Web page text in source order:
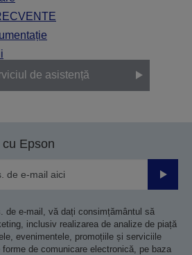
de asistență
Epson
de e-mail, vă dați consimțământul să
inclusiv realizarea de analize de piață
evenimentele, promoțiile și serviciile
de comunicare electronică, pe baza